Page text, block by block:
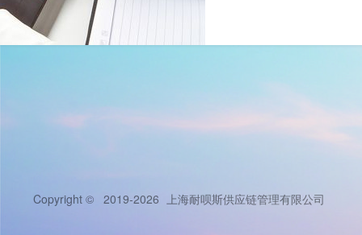
Copyright © 2019-2026 上海耐呗斯供应链管理有限公司